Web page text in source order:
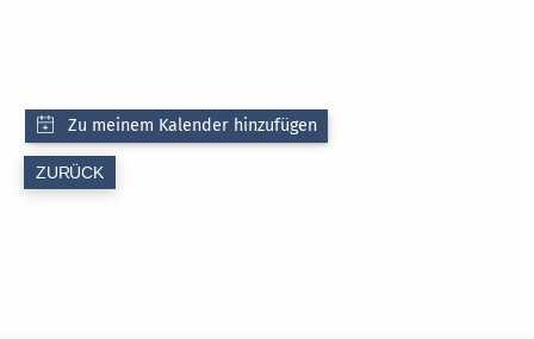
ZURÜCK